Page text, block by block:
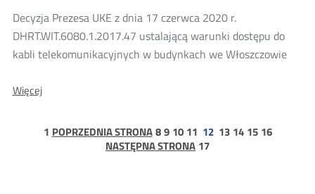
Decyzja Prezesa UKE z dnia 17 czerwca 2020 r.
DHRT.WIT.6080.1.2017.47 ustalającą warunki dostępu do
kabli telekomunikacyjnych w budynkach we Włoszczowie
WięcejO:
UKE
1strona
POPRZEDNIA STRONAstrona
8strona
9 strona
10 strona
11 12 strona
13 strona
14 strona
15 strona
16
NASTĘPNA STRONA 17strona